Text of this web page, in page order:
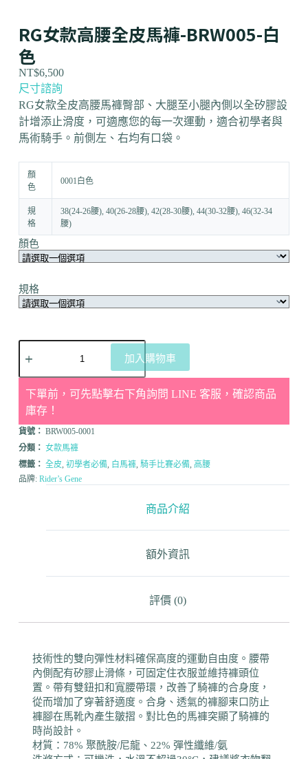
RG女款高腰全皮馬褲-BRW005-白
色
NT$6,500
尺寸諮詢
RG女款全皮高腰馬褲臀部、大腿至小腿內側以全矽膠設
計增添止滑度，可適應您的每一次運動，適合初學者與
馬術騎手。前側左、右均有口袋。
顏
色
0001白色
規
格
38(24-26腰), 40(26-28腰), 42(28-30腰), 44(30-32腰), 46(32-34
腰)
顏色
規格
加入購物車
下單前，可先點擊右下角詢問 LINE 客服，確認商品
庫存！
貨號： BRW005-0001
分類： 女款馬褲
標籤： 全皮 初學者必備, 白馬褲, 騎手比賽必備, 高腰
品牌: Rider’s Gene
商品介紹
額外資訊
評價 (0)
技術性的雙向彈性材料確保高度的運動自由度。腰帶
內側配有矽膠止滑條，可固定住衣服並維持褲頭位
置。帶有雙鈕扣和寬腰帶環，改善了騎褲的合身度，
從而增加了穿著舒適度。合身、透氣的褲腳束口防止
褲腳在馬靴內產生皺摺。對比色的馬褲突顯了騎褲的
時尚設計。
材質：78% 聚酰胺/尼龍、22% 彈性纖維/氨